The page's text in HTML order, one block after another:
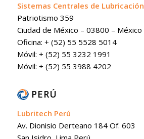
Sistemas Centrales de Lubricación
Patriotismo 359
Ciudad de México – 03800 – México
Oficina: + (52) 55 5528 5014
Móvil: + (52) 55 3232 1991
Móvil: + (52) 55 3988 4202
PERÚ
Lubritech Perú
Av. Dionisio Derteano 184 Of. 603